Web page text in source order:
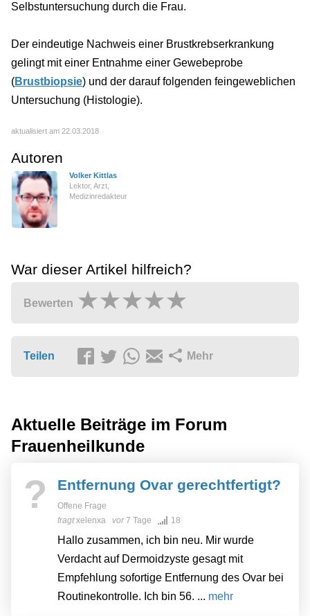
Selbstuntersuchung durch die Frau.
Der eindeutige Nachweis einer Brustkrebserkrankung
gelingt mit einer Entnahme einer Gewebeprobe
(Brustbiopsie) und der darauf folgenden feingeweblichen
Untersuchung (Histologie).
aktualisiert am 22.03.2018
Autoren
Volker Kittlas
Lektor, Arzt,
Medizinredakteur
War dieser Artikel hilfreich?
Bewerten
Teilen Mehr
Aktuelle Beiträge im Forum
Frauenheilkunde
? Entfernung Ovar gerechtfertigt?
Offene Frage
fragtxelenxa vor7 Tage 18
Hallo zusammen, ich bin neu. Mir wurde
Verdacht auf Dermoidzyste gesagt mit
Empfehlung sofortige Entfernung des Ovar bei
Routinekontrolle. Ich bin 56. ... mehr